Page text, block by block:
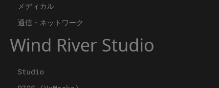
メディカル
通信・ネットワーク
Wind River Studio
Studio